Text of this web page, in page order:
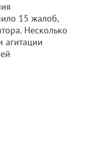
15 жалоб,
Несколько
агитации